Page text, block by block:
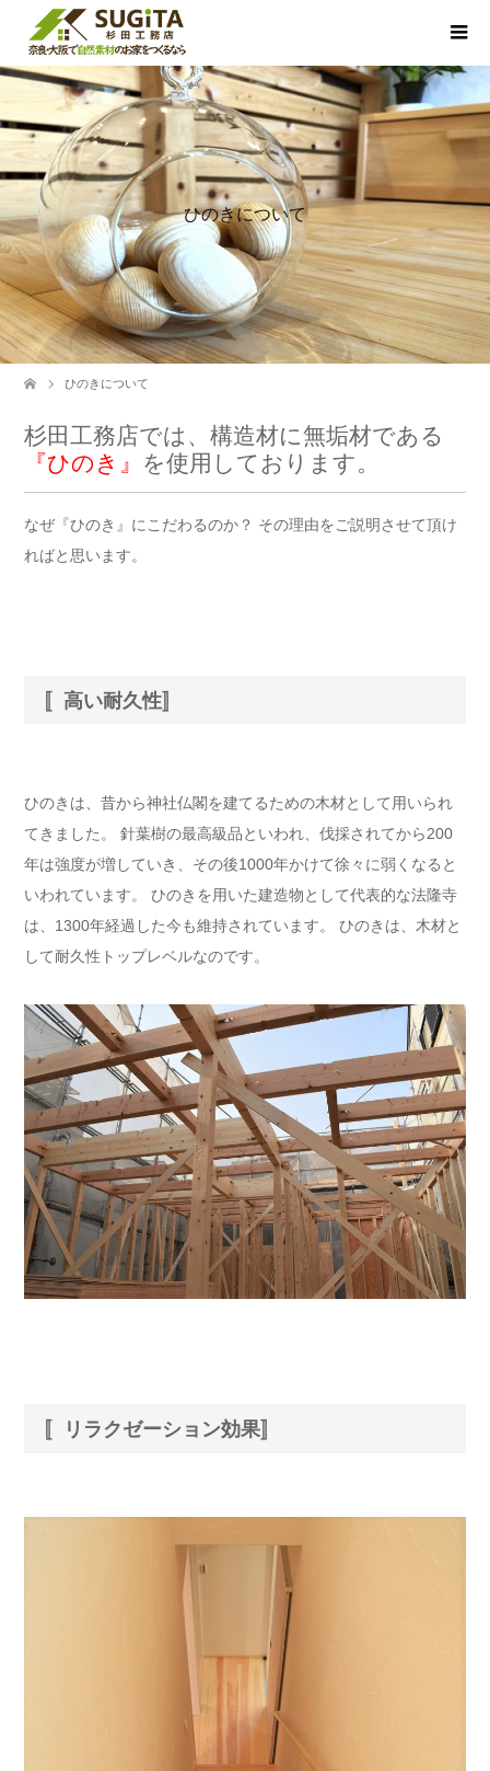
ひのきについて
ひのきについて
杉田工務店では、構造材に無垢材である
『ひのき』 を使用しております。
なぜ『ひのき』にこだわるのか？ その理由をご説明させて頂け
ればと思います。
〚高い耐久性〛
ひのきは、昔から神社仏閣を建てるための木材として用いられ
てきました。 針葉樹の最高級品といわれ、伐採されてから200
年は強度が増していき、その後1000年かけて徐々に弱くなると
いわれています。 ひのきを用いた建造物として代表的な法隆寺
は、1300年経過した今も維持されています。 ひのきは、木材と
して耐久性トップレベルなのです。
〚リラクゼーション効果〛